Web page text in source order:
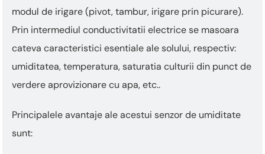
modul de irigare (pivot, tambur, irigare prin picurare).
Prin intermediul conductivitatii electrice se masoara
cateva caracteristici esentiale ale solului, respectiv:
umiditatea, temperatura, saturatia culturii din punct de
verdere aprovizionare cu apa, etc..
Principalele avantaje ale acestui senzor de umiditate
sunt: